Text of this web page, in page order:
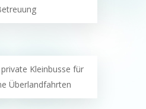
Kleinbusse für
Überlandfahrten